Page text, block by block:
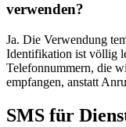
verwenden?
Ja. Die Verwendung
Identifikation ist völlig
Telefonnummern, die
empfangen, anstatt
SMS für